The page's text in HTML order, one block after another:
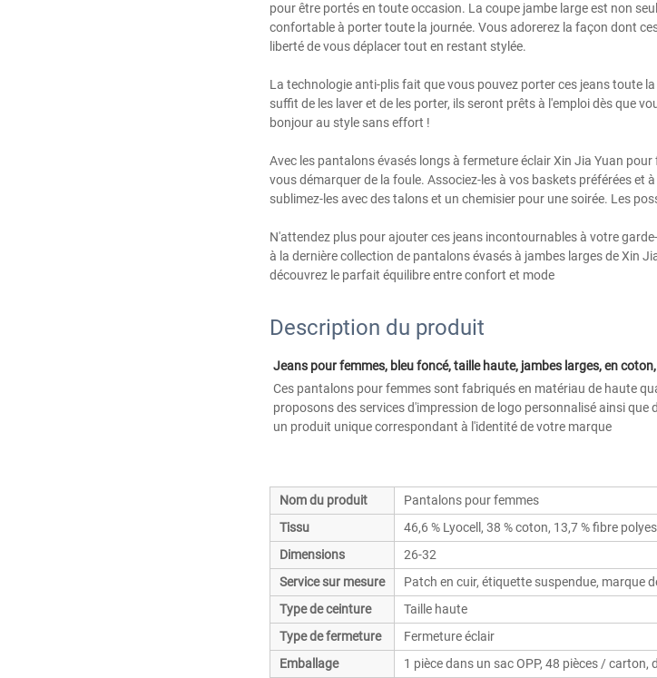
pour être portés en toute occasion. La coupe jambe large est non
confortable à porter toute la journée. Vous adorerez la façon dont
liberté de vous déplacer tout en restant stylée.
La technologie anti-plis fait que vous pouvez porter ces jeans toute
suffit de les laver et de les porter, ils seront prêts à l'emploi dès que
bonjour au style sans effort !
Avec les pantalons évasés longs à fermeture éclair Xin Jia Yuan
vous démarquer de la foule. Associez-les à vos baskets préférées et
sublimez-les avec des talons et un chemisier pour une soirée. Les
N'attendez plus pour ajouter ces jeans incontournables à votre
à la dernière collection de pantalons évasés à jambes larges de Xin
découvrez le parfait équilibre entre confort et mode
Description du produit
Ces pantalons pour femmes sont fabriqués en matériau de haute
proposons des services d'impression de logo personnalisé ainsi que
un produit unique correspondant à l'identité de votre marque
Nom du produit
Pantalons pour femmes
Tissu
46,6 % Lyocell, 38 % coton, 13,7 % fibre
Dimensions
26-32
Service sur mesure
Patch en cuir, étiquette suspendue, marque
Type de ceinture
Taille haute
Type de fermeture
Fermeture éclair
Emballage
1 pièce dans un sac OPP, 48 pièces /